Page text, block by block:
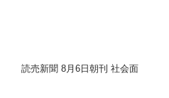
読売新聞 8月6日朝刊 社会面